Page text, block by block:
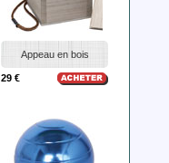
Appeau en bois
29 €